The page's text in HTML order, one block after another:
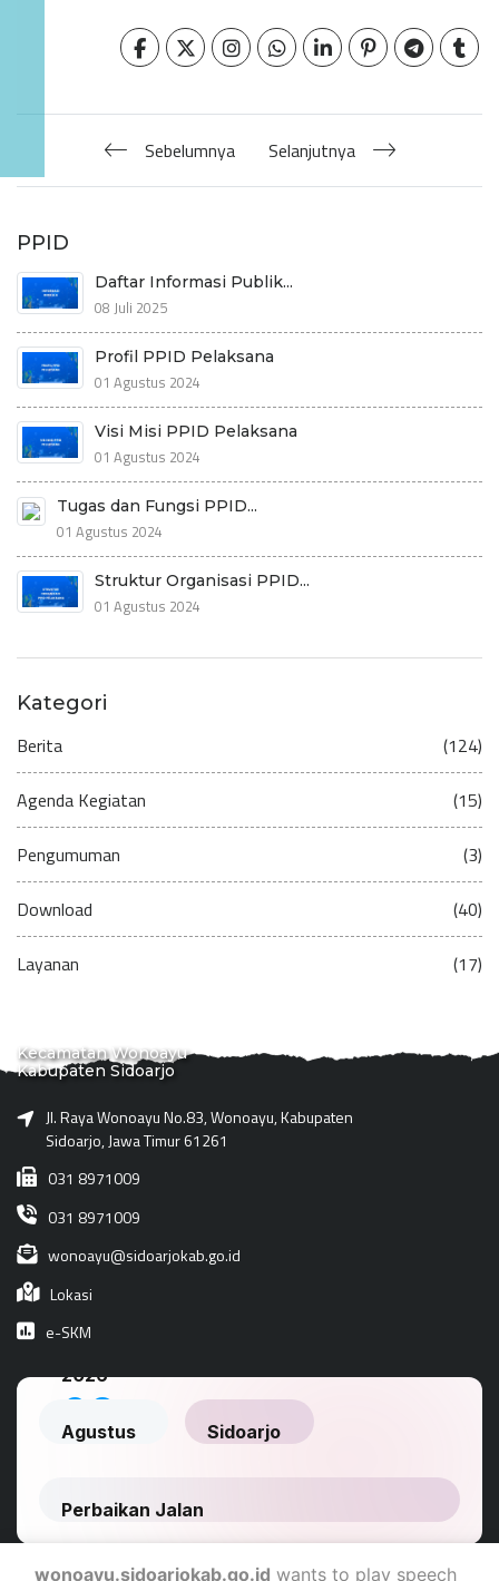
Sebelumnya Selanjutnya
PPID
Daftar Informasi Publik...
08 Juli 2025
Profil PPID Pelaksana
01 Agustus 2024
Visi Misi PPID Pelaksana
01 Agustus 2024
Tugas dan Fungsi PPID...
01 Agustus 2024
Struktur Organisasi PPID...
01 Agustus 2024
Kategori
Berita (124)
Agenda Kegiatan (15)
Pengumuman (3)
Download (40)
Layanan (17)
Kecamatan Wonoayu
Kabupaten Sidoarjo
Jl. Raya Wonoayu No.83, Wonoayu, Kabupaten
Sidoarjo, Jawa Timur 61261
031 8971009
031 8971009
wonoayu@sidoarjokab.go.id
Lokasi
e-SKM
wonoayu.sidoarjokab.go.id wants to play speech